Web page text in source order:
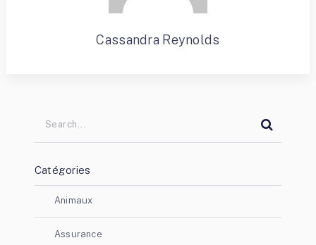
Cassandra Reynolds
Catégories
Animaux
Assurance